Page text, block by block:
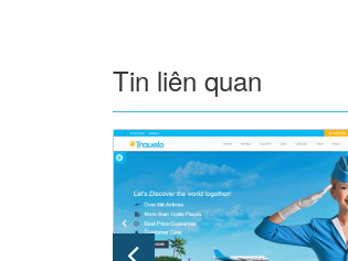
Tin liên quan